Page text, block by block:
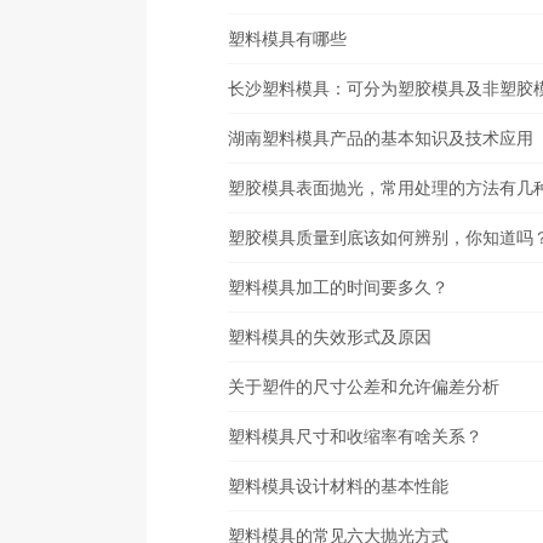
塑料模具有哪些
长沙塑料模具：可分为塑胶模具及非塑胶
湖南塑料模具产品的基本知识及技术应用
塑胶模具表面抛光，常用处理的方法有几
塑胶模具质量到底该如何辨别，你知道吗
塑料模具加工的时间要多久？
塑料模具的失效形式及原因
关于塑件的尺寸公差和允许偏差分析
塑料模具尺寸和收缩率有啥关系？
塑料模具设计材料的基本性能
塑料模具的常见六大抛光方式